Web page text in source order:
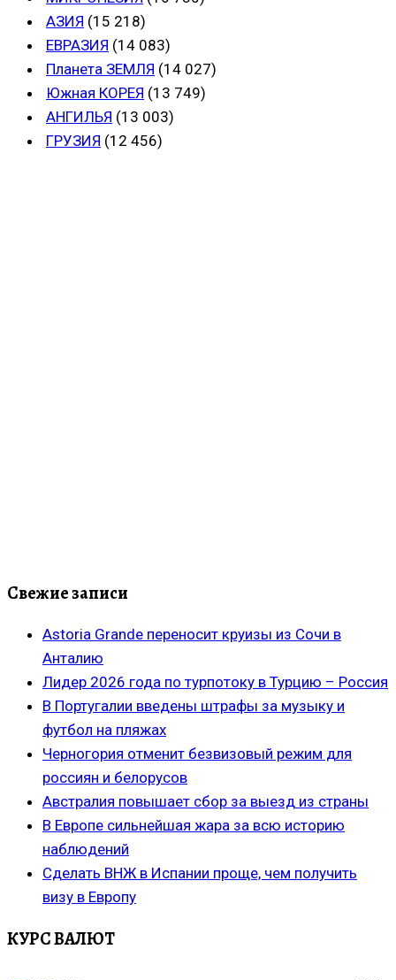
АЗИЯ (15 218)
ЕВРАЗИЯ (14 083)
Планета ЗЕМЛЯ (14 027)
Южная КОРЕЯ (13 749)
АНГИЛЬЯ (13 003)
ГРУЗИЯ (12 456)
Свежие записи
Astoria Grande переносит круизы из Сочи в
Анталию
Лидер 2026 года по турпотоку в Турцию – Россия
В Португалии введены штрафы за музыку и
футбол на пляжах
Черногория отменит безвизовый режим для
россиян и белорусов
Австралия повышает сбор за выезд из страны
В Европе сильнейшая жара за всю историю
наблюдений
Сделать ВНЖ в Испании проще, чем получить
визу в Европу
КУРС ВАЛЮТ